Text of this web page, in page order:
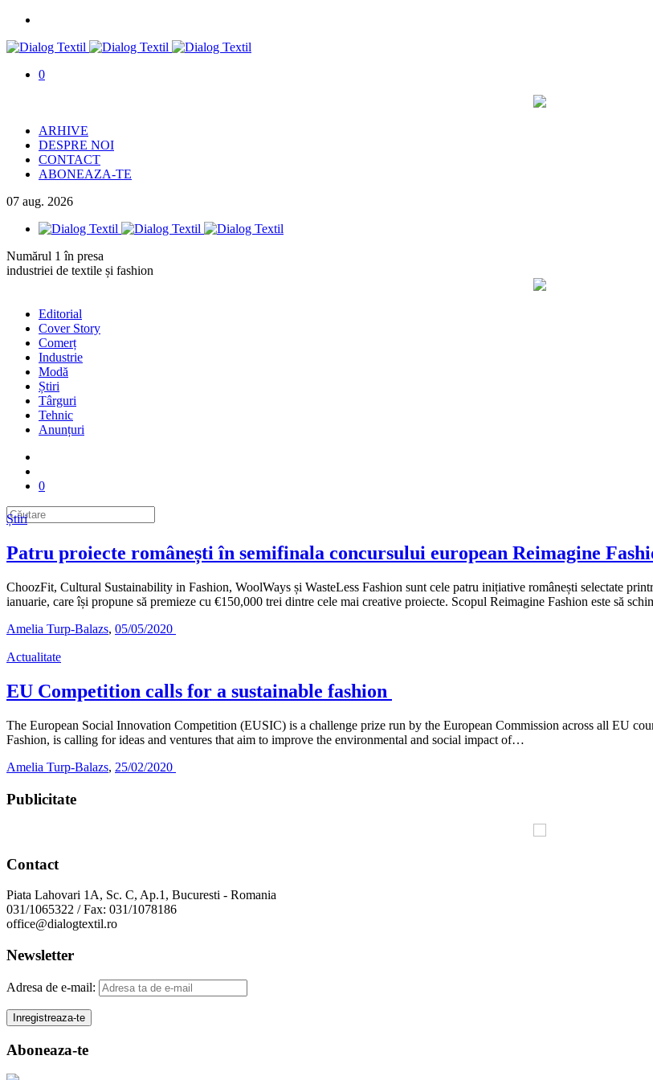
0
ARHIVE
DESPRE NOI
CONTACT
ABONEAZA-TE
07 aug. 2026
Numărul 1 în presa
industriei de textile și fashion
Editorial
Cover Story
Comerț
Industrie
Modă
Știri
Târguri
Tehnic
Anunțuri
0
Știri
Patru proiecte românești în semifinala concursului european Reimagine
ChoozFit, Cultural Sustainability in Fashion, WoolWays și WasteLess Fashion sunt cele patru inițiative românești selectate
ianuarie, care își propune să premieze cu €150,000 trei dintre cele mai creative proiecte. Scopul Reimagine Fashion este să
Amelia Turp-Balazs, 05/05/2020
Actualitate
EU Competition calls for a sustainable fashion
The European Social Innovation Competition (EUSIC) is a challenge prize run by the European Commission across all EU
Fashion, is calling for ideas and ventures that aim to improve the environmental and social impact of…
Amelia Turp-Balazs, 25/02/2020
Publicitate
Contact
Piata Lahovari 1A, Sc. C, Ap.1, Bucuresti - Romania
031/1065322 / Fax: 031/1078186
office@dialogtextil.ro
Newsletter
Adresa de e-mail:
Aboneaza-te